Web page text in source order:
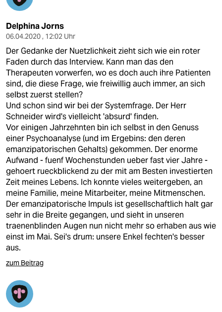
Delphina Jorns
06.04.2020 , 12:02 Uhr
Der Gedanke der Nuetzlichkeit zieht sich wie ein roter
Faden durch das Interview. Kann man das den
Therapeuten vorwerfen, wo es doch auch ihre Patienten
sind, die diese Frage, wie freiwillig auch immer, an sich
selbst zuerst stellen?
Und schon sind wir bei der Systemfrage. Der Herr
Schneider wird's vielleicht 'absurd' finden.
Vor einigen Jahrzehnten bin ich selbst in den Genuss
einer Psychoanalyse (und im Ergebins: den deren
emanzipatorischen Gehalts) gekommen. Der enorme
Aufwand - fuenf Wochenstunden ueber fast vier Jahre -
gehoert rueckblickend zu der mit am Besten investierten
Zeit meines Lebens. Ich konnte vieles weitergeben, an
meine Familie, meine Mitarbeiter, meine Mitmenschen.
Der emanzipatorische Impuls ist gesellschaftlich halt gar
sehr in die Breite gegangen, und sieht in unseren
traenenblinden Augen nun nicht mehr so erhaben aus wie
einst im Mai. Sei's drum: unsere Enkel fechten's besser
aus.
zum Beitrag